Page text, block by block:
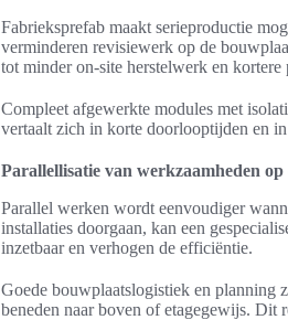
Fabrieksprefab maakt serieproductie
verminderen revisiewerk op de
tot minder on-site herstelwerk en kortere
Compleet afgewerkte modules met
vertaalt zich in korte doorlooptijden en
Parallellisatie van werkzaamheden
Parallel werken wordt eenvoudiger
installaties doorgaan, kan een
inzetbaar en verhogen de efficiëntie.
Goede bouwplaatslogistiek en planning
beneden naar boven of etagegewijs.